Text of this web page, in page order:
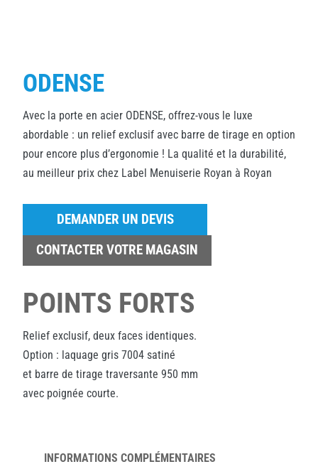
ODENSE
Avec la porte en acier ODENSE, offrez-vous le luxe
abordable : un relief exclusif avec barre de tirage en option
pour encore plus d’ergonomie ! La qualité et la durabilité,
au meilleur prix chez Label Menuiserie Royan à Royan
DEMANDER UN DEVIS
CONTACTER VOTRE MAGASIN
POINTS FORTS
Relief exclusif, deux faces identiques.
Option : laquage gris 7004 satiné
et barre de tirage traversante 950 mm
avec poignée courte.
INFORMATIONS COMPLÉMENTAIRES